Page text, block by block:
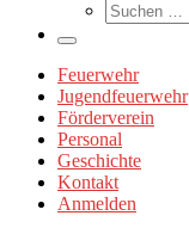
Suche
Menü
Feuerwehr
Jugendfeuerwehr
Förderverein
Personal
Geschichte
Kontakt
Anmelden